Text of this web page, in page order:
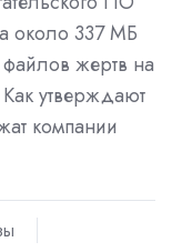
около 337 МБ
жертв на
утверждают
компании